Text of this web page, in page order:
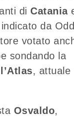
di Catania
da
votato
sondando la
, attuale
Osvaldo,